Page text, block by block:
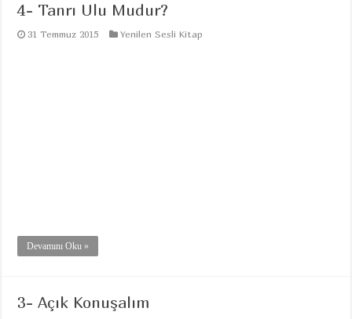
4- Tanrı Ulu Mudur?
31 Temmuz 2015 Yenilen Sesli Kitap
Devamını Oku »
3- Açık Konuşalım